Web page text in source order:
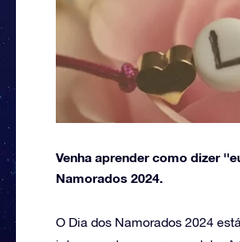
Venha aprender como dizer
Namorados 2024.
O Dia dos Namorados 2024